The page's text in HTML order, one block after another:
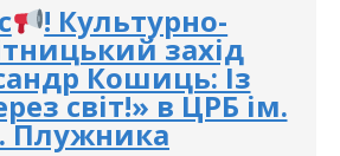
! Культурно-
захід
Кошиць: Із
світ!» в ЦРБ ім.
Плужника